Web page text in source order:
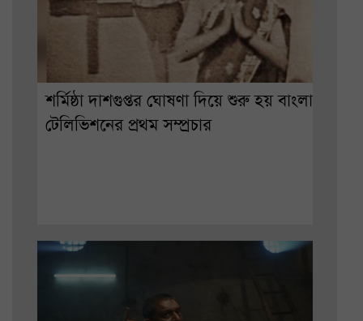
শর্মিষ্ঠা দাশগুপ্তর ঘোষণা দিয়ে শুরু হয় বাংলা
টেলিভিশনের প্রথম সম্প্রচার